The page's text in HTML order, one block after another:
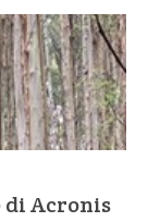
di Acronis